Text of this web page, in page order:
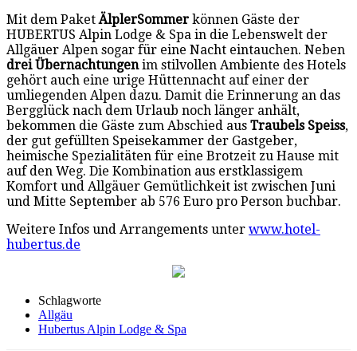
Mit dem PaketÄlplerSommer können Gäste der
HUBERTUS Alpin Lodge & Spa in die Lebenswelt der
Allgäuer Alpen sogar für eine Nacht eintauchen. Neben
drei Übernachtungenim stilvollen Ambiente des Hotels
gehört auch eine urige Hüttennacht auf einer der
umliegenden Alpen dazu. Damit die Erinnerung an das
Bergglück nach dem Urlaub noch länger anhält,
bekommen die Gäste zum Abschied aus Traubels Speiss,
der gut gefüllten Speisekammer der Gastgeber,
heimische Spezialitäten für eine Brotzeit zu Hause mit
auf den Weg. Die Kombination aus erstklassigem
Komfort und Allgäuer Gemütlichkeit ist zwischen Juni
und Mitte September ab 576 Euro pro Person buchbar.
Weitere Infos und Arrangements unter www.hotel-
hubertus.de
Schlagworte
Allgäu
Hubertus Alpin Lodge & Spa